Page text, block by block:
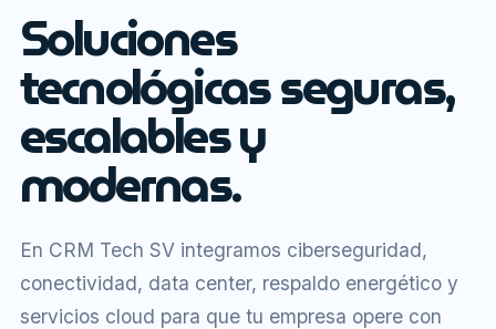
Soluciones
tecnológicas seguras,
escalables y
modernas.
En CRM Tech SV integramos ciberseguridad,
conectividad, data center, respaldo energético y
servicios cloud para que tu empresa opere con